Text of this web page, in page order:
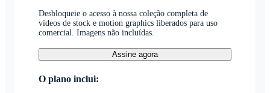
Desbloqueie o acesso à nossa coleção completa de
vídeos de stock e motion graphics liberados para uso
comercial. Imagens não incluídas.
Assine agora
O plano inclui: